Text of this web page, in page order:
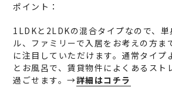
ポイント：
1LDKと2LDKの混合タイプなので、
ル、ファミリーで入居をお考えの方ま
に注目していただけます。通常タイプ
とお風呂で、賃貸物件によくあるスト
過ごせます。→詳細はコチラ